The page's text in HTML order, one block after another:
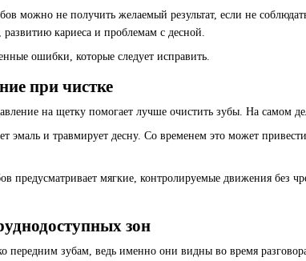
можно не получить желаемый результат, если не
кариеса и проблемам с десной.
ошибки, которые следует исправить.
при чистке
на щетку помогает лучше очистить зубы. На самом
эмаль и травмирует десну. Со временем это может
предусматривает мягкие, контролируемые движения
зон
передним зубам, ведь именно они видны во время